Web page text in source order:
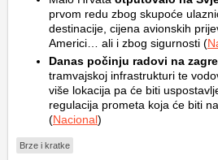
prvom redu zbog skupoće
destinacije, cijena avionskih
Americi… ali i zbog sigurnosti (
Danas počinju radovi na
tramvajskoj infrastrukturi te
više lokacija pa će biti
regulacija prometa koja će biti
(Nacional)
Brze i kratke